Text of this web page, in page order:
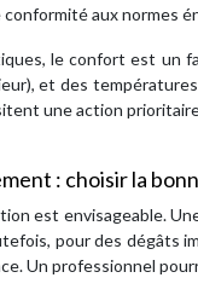
aux normes
le confort est un
et des
une action
: choisir la
est envisageable.
pour des dégâts
Un professionnel